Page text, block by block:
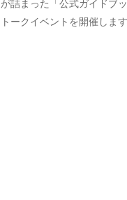
が詰まった「公式ガイドブ
トークイベントを開催します